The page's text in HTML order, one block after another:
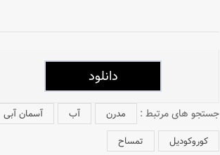
جستجو های مرتبط : مدرن آب آسمان آبی
کوروکودیل
تمساح